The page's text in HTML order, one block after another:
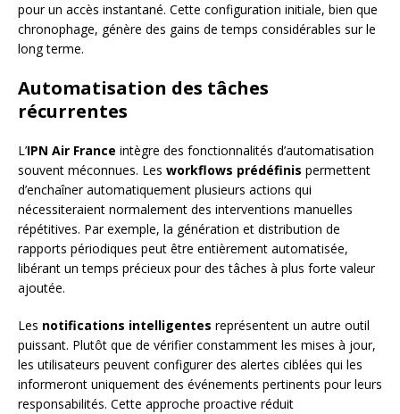
pour un accès instantané. Cette configuration initiale, bien que
chronophage, génère des gains de temps considérables sur le
long terme.
Automatisation des tâches
récurrentes
L’IPN Air France intègre des fonctionnalités d’automatisation
souvent méconnues. Les workflows prédéfinis permettent
d’enchaîner automatiquement plusieurs actions qui
nécessiteraient normalement des interventions manuelles
répétitives. Par exemple, la génération et distribution de
rapports périodiques peut être entièrement automatisée,
libérant un temps précieux pour des tâches à plus forte valeur
ajoutée.
Les notifications intelligentes représentent un autre outil
puissant. Plutôt que de vérifier constamment les mises à jour,
les utilisateurs peuvent configurer des alertes ciblées qui les
informeront uniquement des événements pertinents pour leurs
responsabilités. Cette approche proactive réduit